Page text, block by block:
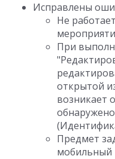
Исправлены
Не
При
открытой
возникает
обнаружено
Предмет
мобильный